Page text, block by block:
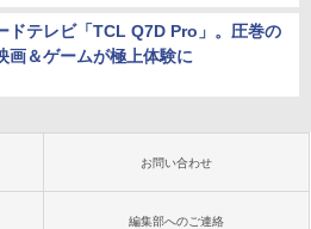
ドテレビ「TCL Q7D Pro」。圧巻の
画＆ゲームが極上体験に
お問い合わせ
編集部へのご連絡